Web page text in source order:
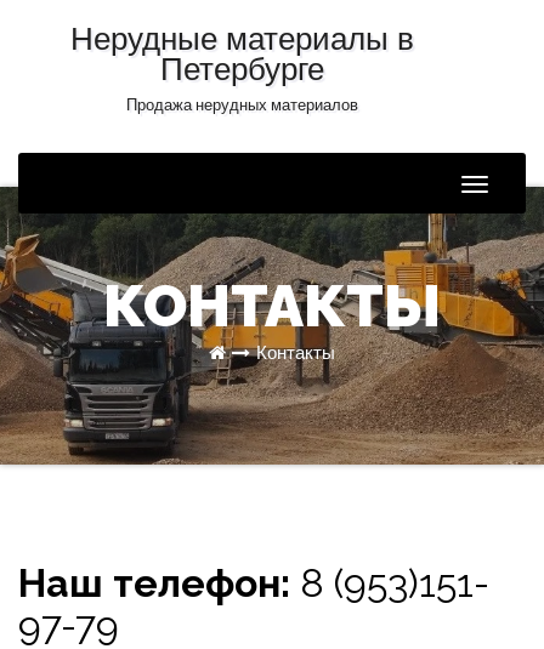
Нерудные материалы в
Петербурге
Продажа нерудных материалов
Toggle
КОНТАКТЫ
Контакты
Наш телефон: 8 (953)151-
97-79